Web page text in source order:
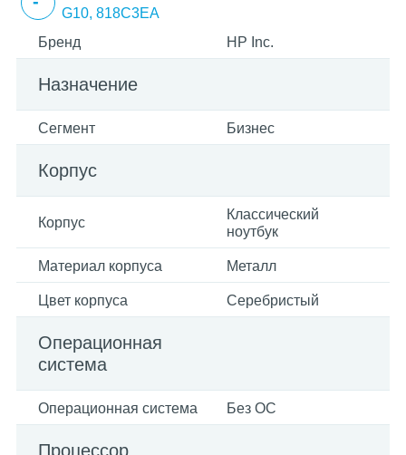
G10, 818C3EA
Бренд
HP Inc.
Назначение
Сегмент Бизнес
Корпус
Корпус
Классический
ноутбук
Материал корпуса Металл
Цвет корпуса Серебристый
Операционная
система
Операционная система Без ОС
Процессор